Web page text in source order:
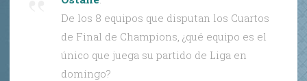
De los 8 equipos que disputan los Cuartos
de Final de Champions, ¿qué equipo es el
único que juega su partido de Liga en
domingo?